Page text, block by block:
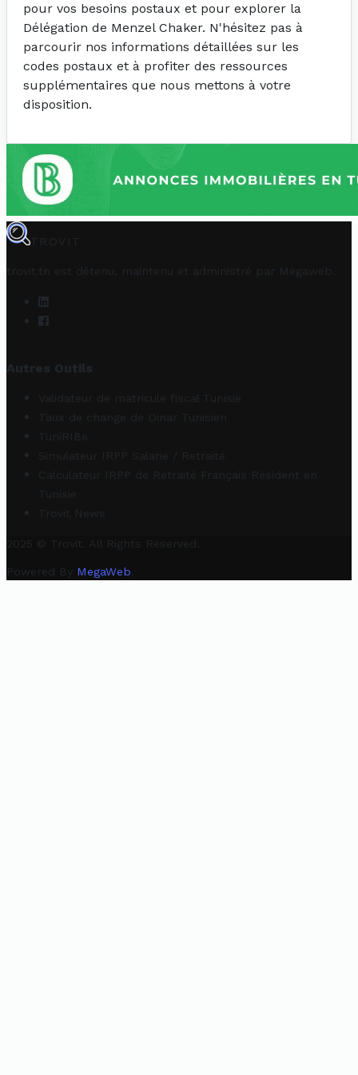
pour vos besoins postaux et pour explorer la
Délégation de Menzel Chaker. N'hésitez pas à
parcourir nos informations détaillées sur les
codes postaux et à profiter des ressources
supplémentaires que nous mettons à votre
disposition.
TROVIT
trovit.tn est détenu, maintenu et administré par Megaweb
Autres Outils
Validateur de matricule fiscal Tunisie
Taux de change de Dinar Tunisien
TuniRIBs
Simulateur IRPP Salarié / Retraité
Calculateur IRPP de Retraité Français Résident en
Tunisie
Trovit News
2025 © Trovit. All Rights Reserved.
Powered By MegaWeb